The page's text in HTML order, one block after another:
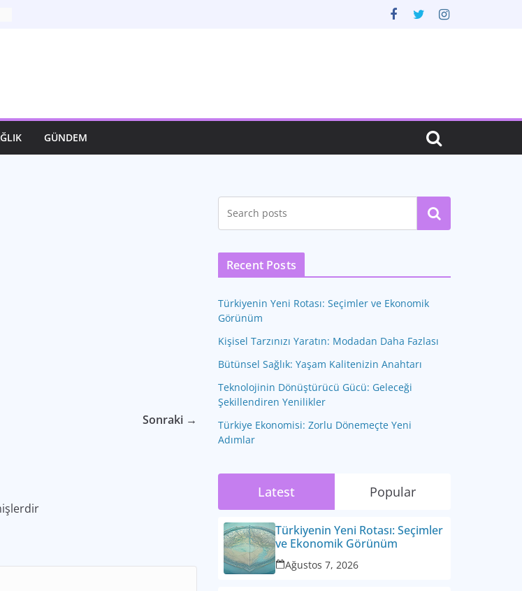
GÜNDEM
Sonraki →
Ara
Recent Posts
Türkiyenin Yeni Rotası: Seçimler ve Ekonomik
Görünüm
Kişisel Tarzınızı Yaratın: Modadan Daha Fazlası
Bütünsel Sağlık: Yaşam Kalitenizin Anahtarı
Teknolojinin Dönüştürücü Gücü: Geleceği
Şekillendiren Yenilikler
Türkiye Ekonomisi: Zorlu Dönemeçte Yeni
Adımlar
Latest Popular
Türkiyenin Yeni Rotası: Seçimler
ve Ekonomik Görünüm
Ağustos 7, 2026